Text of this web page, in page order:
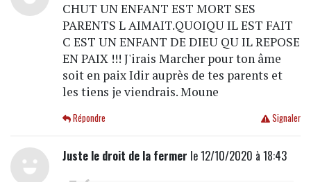
CHUT UN ENFANT EST MORT SES
PARENTS L AIMAIT.QUOIQU IL EST FAIT
C EST UN ENFANT DE DIEU QU IL REPOSE
EN PAIX !!! J'irais Marcher pour ton âme
soit en paix Idir auprès de tes parents et
les tiens je viendrais. Moune
Signaler
Répondre
Juste le droit de la fermer le 12/10/2020 à 18:43